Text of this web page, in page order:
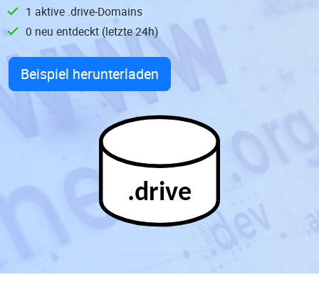
1 aktive .drive-Domains
0 neu entdeckt (letzte 24h)
Beispiel herunterladen
.drive